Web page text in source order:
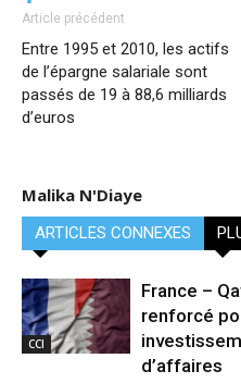
Article précédent
Entre 1995 et 2010, les actifs
de l’épargne salariale sont
passés de 19 à 88,6 milliards
d’euros
Malika N'Diaye
ARTICLES CONNEXES
CCI
France –
renforcé
d’affaires